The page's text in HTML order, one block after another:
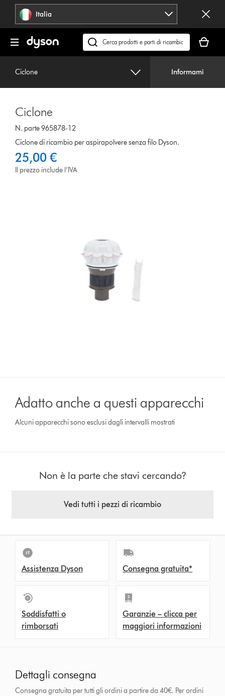
navigazione Italia
Cerca
su
carrello
è
Ciclone Informami
Ciclone
N. parte 965878-12
Ciclone di ricambio per aspirapolvere senza filo Dyson.
25,00 €
Il prezzo include l’IVA
Adatto anche a questi apparecchi
Alcuni apparecchi sono esclusi dagli intervalli mostrati
Non è la parte che stavi cercando?
Vedi tutti i pezzi di ricambio
Assistenza Dyson Consegna gratuita*
Soddisfatti o
rimborsati
Garanzie – clicca per
maggiori informazioni
Dettagli consegna
Consegna gratuita per tutti gli ordini a partire da 40€. Per ordini